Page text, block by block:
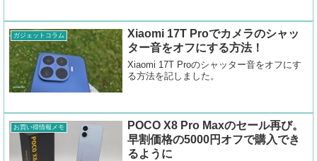
ガジェットコラム
Xiaomi 17T Proでカメラのシャッ
ター音をオフにする方法！
Xiaomi 17T Proのシャッター音をオフにす
る方法を記しました。
お買い得情報メモ
POCO X8 Pro Maxのセール再び。
早割価格の5000円オフで購入でき
るように